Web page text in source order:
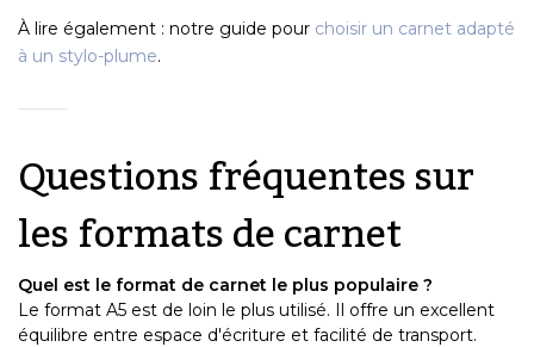
À lire également : notre guide pour choisir un carnet adapté
à un stylo-plume.
Questions fréquentes sur
les formats de carnet
Quel est le format de carnet le plus populaire ?
Le format A5 est de loin le plus utilisé. Il offre un excellent
équilibre entre espace d'écriture et facilité de transport.